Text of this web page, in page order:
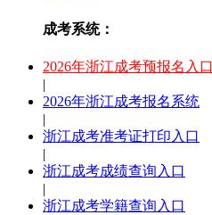
成考系统：
2026年浙江成考预报名入口
|
2026年浙江成考报名系统
|
浙江成考准考证打印入口
|
浙江成考成绩查询入口
|
浙江成考学籍查询入口